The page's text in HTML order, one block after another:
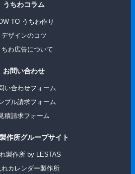
うちわコラム
TO うちわ作り
デザインのコツ
ちわ広告について
お問い合わせ
い合わせフォーム
プル請求フォーム
積請求フォーム
作所グループサイト
製作所 by LESTAS
れカレンダー製作所